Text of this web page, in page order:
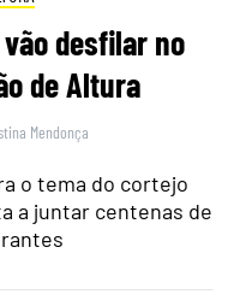
desfilar no
de Altura
Mendonça
o tema do cortejo
a juntar centenas de